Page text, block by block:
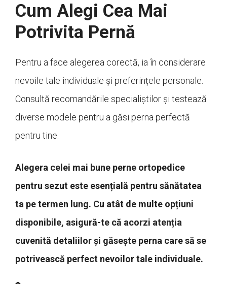
Cum Alegi Cea Mai
Potrivita Pernă
Pentru a face alegerea corectă, ia în considerare
nevoile tale individuale și preferințele personale.
Consultă recomandările specialiștilor și testează
diverse modele pentru a găsi perna perfectă
pentru tine.
Alegera celei mai bune perne ortopedice
pentru sezut este esențială pentru sănătatea
ta pe termen lung. Cu atât de multe opțiuni
disponibile, asigură-te că acorzi atenția
cuvenită detaliilor și găsește perna care să se
potrivească perfect nevoilor tale individuale.